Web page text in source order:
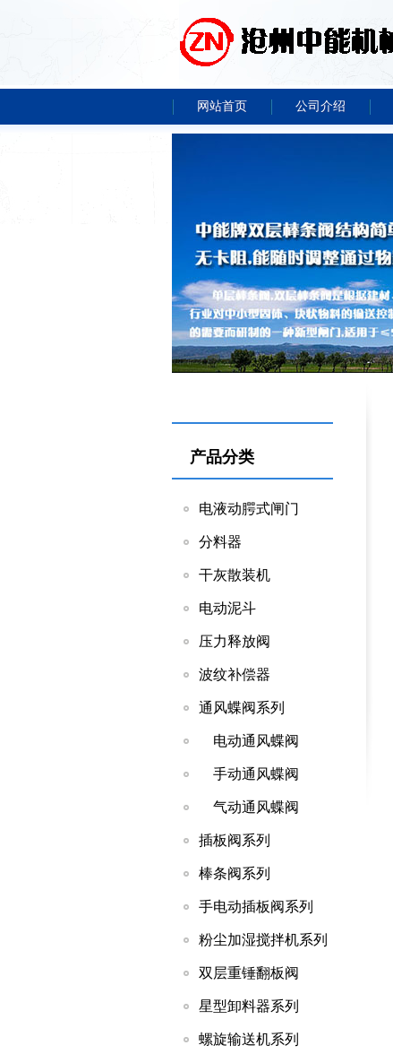
网站首页 公司介绍
产品分类
电液动腭式闸门
分料器
干灰散装机
电动泥斗
压力释放阀
波纹补偿器
通风蝶阀系列
电动通风蝶阀
手动通风蝶阀
气动通风蝶阀
插板阀系列
棒条阀系列
手电动插板阀系列
粉尘加湿搅拌机系列
双层重锤翻板阀
星型卸料器系列
螺旋输送机系列